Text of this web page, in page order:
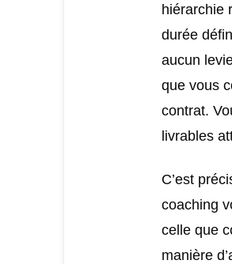
hiérarchie
durée
aucun
que vous
contrat.
livrables
C’est
coaching
celle que
manière